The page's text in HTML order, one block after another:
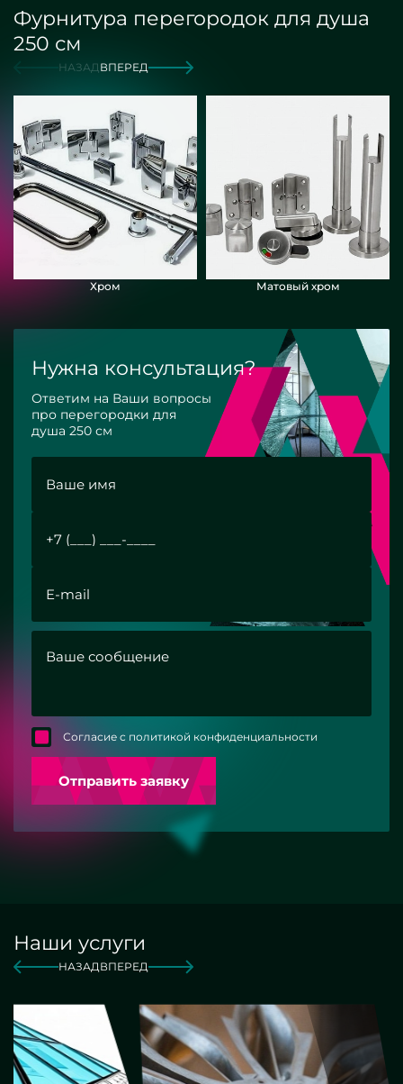
Фурнитура перегородок для душа
250 см
НАЗАДВПЕРЕД
Хром Матовый хром
Нужна консультация?
Ответим на Ваши вопросы
про перегородки для
душа 250 см
Согласие с политикой конфиденциальности
Отправить заявку
Наши услуги
НАЗАДВПЕРЕД